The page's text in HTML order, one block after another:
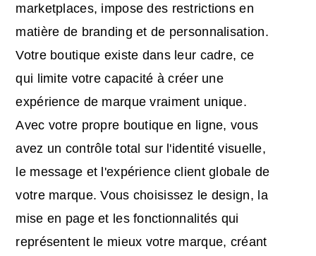
marketplaces, impose des restrictions en
matière de branding et de personnalisation.
Votre boutique existe dans leur cadre, ce
qui limite votre capacité à créer une
expérience de marque vraiment unique.
Avec votre propre boutique en ligne, vous
avez un contrôle total sur l'identité visuelle,
le message et l'expérience client globale de
votre marque. Vous choisissez le design, la
mise en page et les fonctionnalités qui
représentent le mieux votre marque, créant